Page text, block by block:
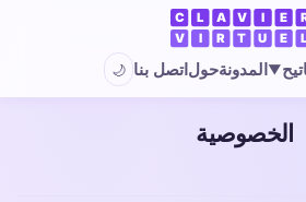
▼المدونةحولاتصل بنا 🌙
الخصوصية